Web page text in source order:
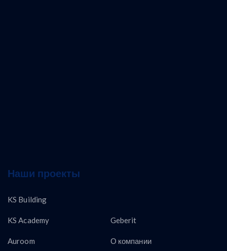
Наши проекты
KS Building
KS Academy
Auroom
Geberit
О компании